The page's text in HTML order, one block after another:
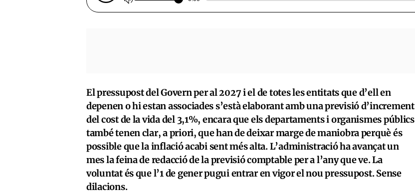
El pressupost del Govern per al 2027 i el de totes les entitats que d’ell en
depenen o hi estan associades s’està elaborant amb una previsió d’increment
del cost de la vida del 3,1%, encara que els departaments i organismes públics
també tenen clar, a priori, que han de deixar marge de maniobra perquè és
possible que la inflació acabi sent més alta. L’administració ha avançat un
mes la feina de redacció de la previsió comptable per a l’any que ve. La
voluntat és que l’1 de gener pugui entrar en vigor el nou pressupost. Sense
dilacions.